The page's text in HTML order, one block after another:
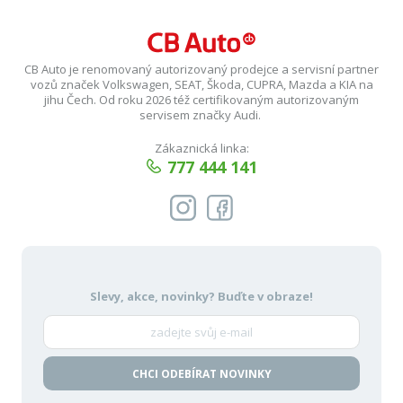
CB Auto je renomovaný autorizovaný prodejce a servisní partner
vozů značek Volkswagen, SEAT, Škoda, CUPRA, Mazda a KIA na
jihu Čech. Od roku 2026 též certifikovaným autorizovaným
servisem značky Audi.
Zákaznická linka:
777 444 141
Slevy, akce, novinky? Buďte v obraze!
CHCI ODEBÍRAT NOVINKY